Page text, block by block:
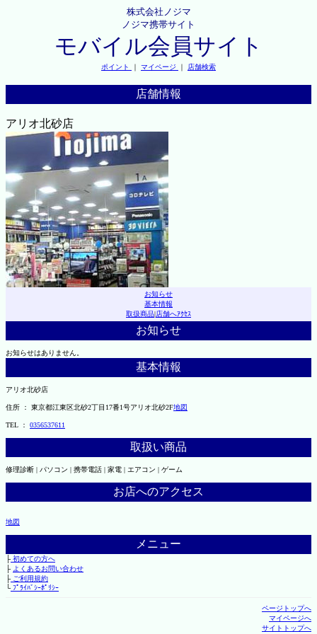
株式会社ノジマ
ノジマ携帯サイト
モバイル会員サイト
ポイント ｜ マイページ ｜ 店舗検索
店舗情報
アリオ北砂店
お知らせ
基本情報
取扱商品|店舗へｱｸｾｽ
お知らせ
お知らせはありません。
基本情報
アリオ北砂店
住所 ： 東京都江東区北砂2丁目17番1号アリオ北砂2F地図
TEL ： 0356537611
取扱い商品
修理診断 | パソコン | 携帯電話 | 家電 | エアコン | ゲーム
お店へのアクセス
地図
メニュー
├初めての方へ
├ よくあるお問い合わせ
├ご利用規約
└ﾌﾟﾗｲﾊﾞｼｰﾎﾟﾘｼｰ
ページトップへ
マイページへ
サイトトップへ